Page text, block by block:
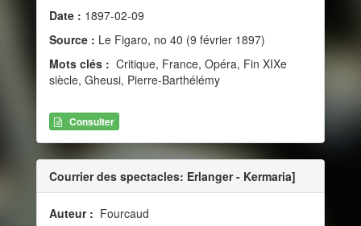
Date : 1897-02-09
Source : Le Figaro, no 40 (9 février 1897)
Mots clés : Critique, France, Opéra, Fin XIXe
siècle, Gheusi, Pierre-Barthélémy
Consulter
Courrier des spectacles: Erlanger - Kermaria]
Auteur : Fourcaud